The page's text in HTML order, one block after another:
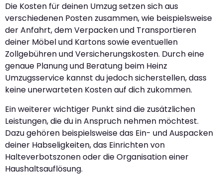
Die Kosten für deinen Umzug setzen sich aus
verschiedenen Posten zusammen, wie beispielsweise
der Anfahrt, dem Verpacken und Transportieren
deiner Möbel und Kartons sowie eventuellen
Zollgebühren und Versicherungskosten. Durch eine
genaue Planung und Beratung beim Heinz
Umzugsservice kannst du jedoch sicherstellen, dass
keine unerwarteten Kosten auf dich zukommen.
Ein weiterer wichtiger Punkt sind die zusätzlichen
Leistungen, die du in Anspruch nehmen möchtest.
Dazu gehören beispielsweise das Ein- und Auspacken
deiner Habseligkeiten, das Einrichten von
Halteverbotszonen oder die Organisation einer
Haushaltsauflösung.